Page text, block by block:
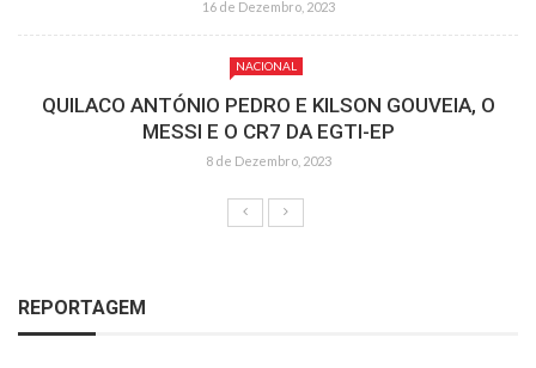
16 de Dezembro, 2023
NACIONAL
QUILACO ANTÓNIO PEDRO E KILSON GOUVEIA, O
MESSI E O CR7 DA EGTI-EP
8 de Dezembro, 2023
REPORTAGEM